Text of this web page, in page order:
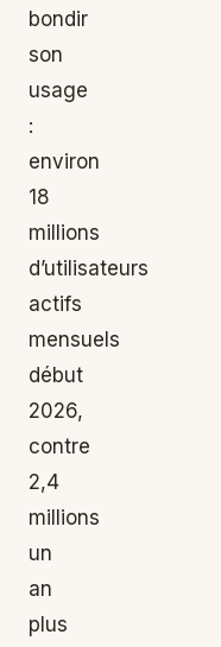
bondir
son
usage
:
environ
18
millions
d’utilisateurs
actifs
mensuels
début
2026,
contre
2,4
millions
un
an
plus